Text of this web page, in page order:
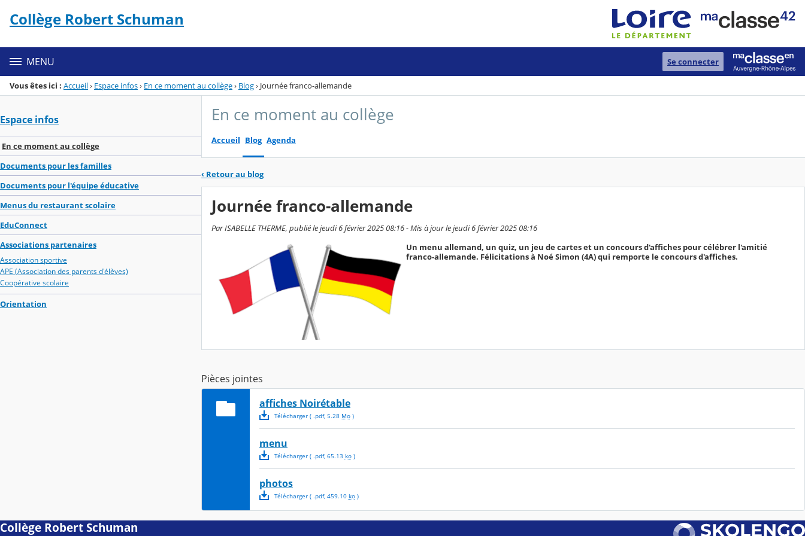
Menu de la rubrique
Contenu
Collège Robert Schuman
MENU Se connecter
Vous êtes ici : Accueil› Espace infos› En ce moment au collège› Blog› Journée franco-allemande
Espace infos
En ce moment au collège
Documents pour les familles
Documents pour l'équipe éducative
Menus du restaurant scolaire
EduConnect
Associations partenaires
Association sportive
APE (Association des parents d'élèves)
Coopérative scolaire
Orientation
En ce moment au collège
Accueil Blog Agenda
‹ Retour au blog
Journée franco-allemande
Par ISABELLE THERME, publié le jeudi 6 février 2025 08:16 - Mis à jour le jeudi 6 février 2025 08:16
Un menu allemand, un quiz, un jeu de cartes et un concours d'affiches pour célébrer l'amitié
franco-allemande. Félicitations à Noé Simon (4A) qui remporte le concours d'affiches.
Pièces jointes
affiches Noirétable
Télécharger( .pdf, 5.28 Mo)
menu
Télécharger( .pdf, 65.13 ko)
photos
Télécharger( .pdf, 459.10 ko)
Collège Robert Schuman